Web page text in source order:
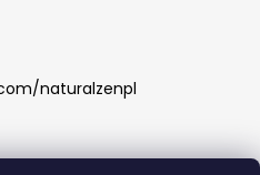
naturalzenpl